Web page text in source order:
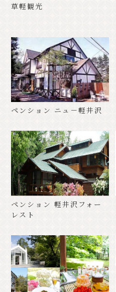
草軽観光
ペンション ニュ－軽井沢
ペンション 軽井沢フォー
レスト